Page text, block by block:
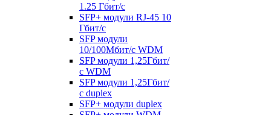
1.25 Гбит/c
SFP+ модули RJ-45 10
Гбит/c
SFP модули
10/100Мбит/с WDM
SFP модули 1,25Гбит/
с WDM
SFP модули 1,25Гбит/
с duplex
SFP+ модули duplex